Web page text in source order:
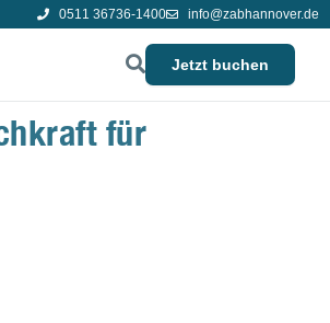
0511 36736-1400 info@zabhannover.de
Jetzt buchen
für